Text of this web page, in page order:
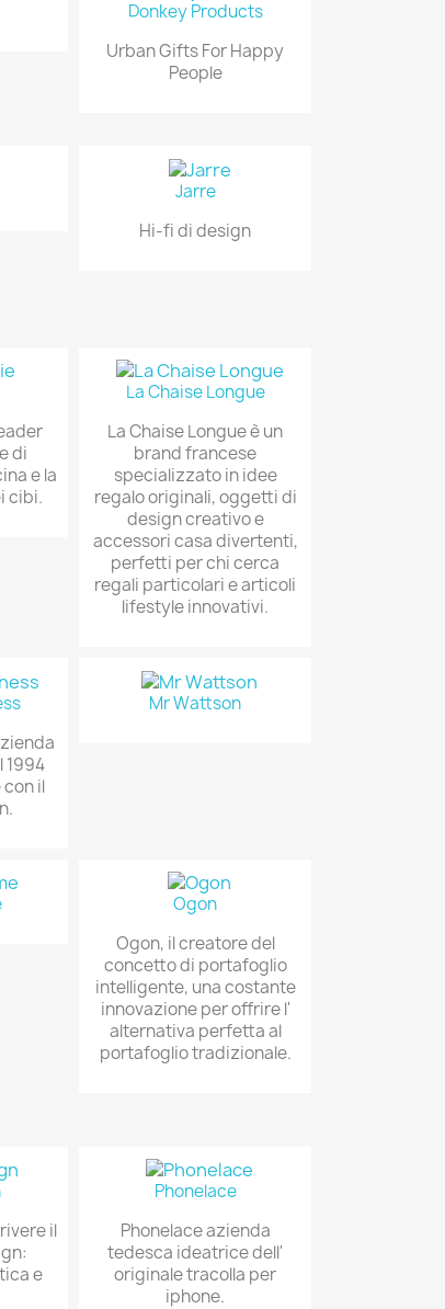
Donkey Products
Urban Gifts For Happy
People
Jarre
Hi-fi di design
di
e la
cibi.
La Chaise Longue
La Chaise Longue è un
brand francese
specializzato in idee
regalo originali, oggetti di
design creativo e
accessori casa divertenti,
perfetti per chi cerca
regali particolari e articoli
lifestyle innovativi.
1994
il
Mr Wattson
Ogon
Ogon, il creatore del
concetto di portafoglio
intelligente, una costante
innovazione per offrire l'
alternativa perfetta al
portafoglio tradizionale.
il
e
Phonelace
Phonelace azienda
tedesca ideatrice dell'
originale tracolla per
iphone.